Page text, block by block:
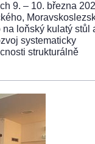
9. – 10. března
loňský kulatý stůl
systematicky
strukturálně